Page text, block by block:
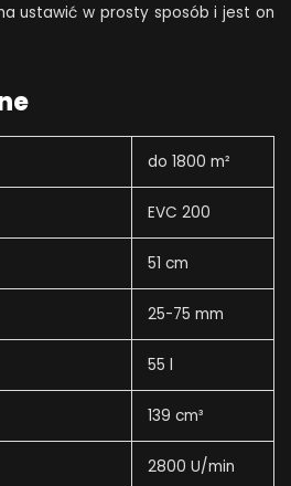
ustawić w prosty sposób i jest on
do 1800 m²
EVC 200
51 cm
25-75 mm
55 l
139 cm³
2800 U/min